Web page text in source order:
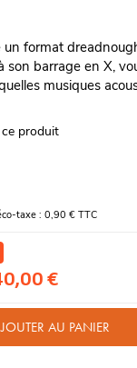
format
son barrage en X,
musiques
produit
taxe : 0,90 € TTC
€
AU PANIER